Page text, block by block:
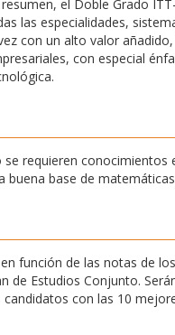
resumen, el Doble Grado
las especialidades,
con un alto valor
con especial
se requieren conocimientos
buena base de
función de las notas de
de Estudios Conjunto.
candidatos con las 10